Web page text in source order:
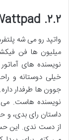
۲.۲. Wattpad – واتپد
واتپد رو می شه
میلیون ها فن
نویسنده های
خیلی دوستانه و
جوون ها طرفدار
نویسنده هاست. می
داستان رای بدی، و
از دست ندی. این